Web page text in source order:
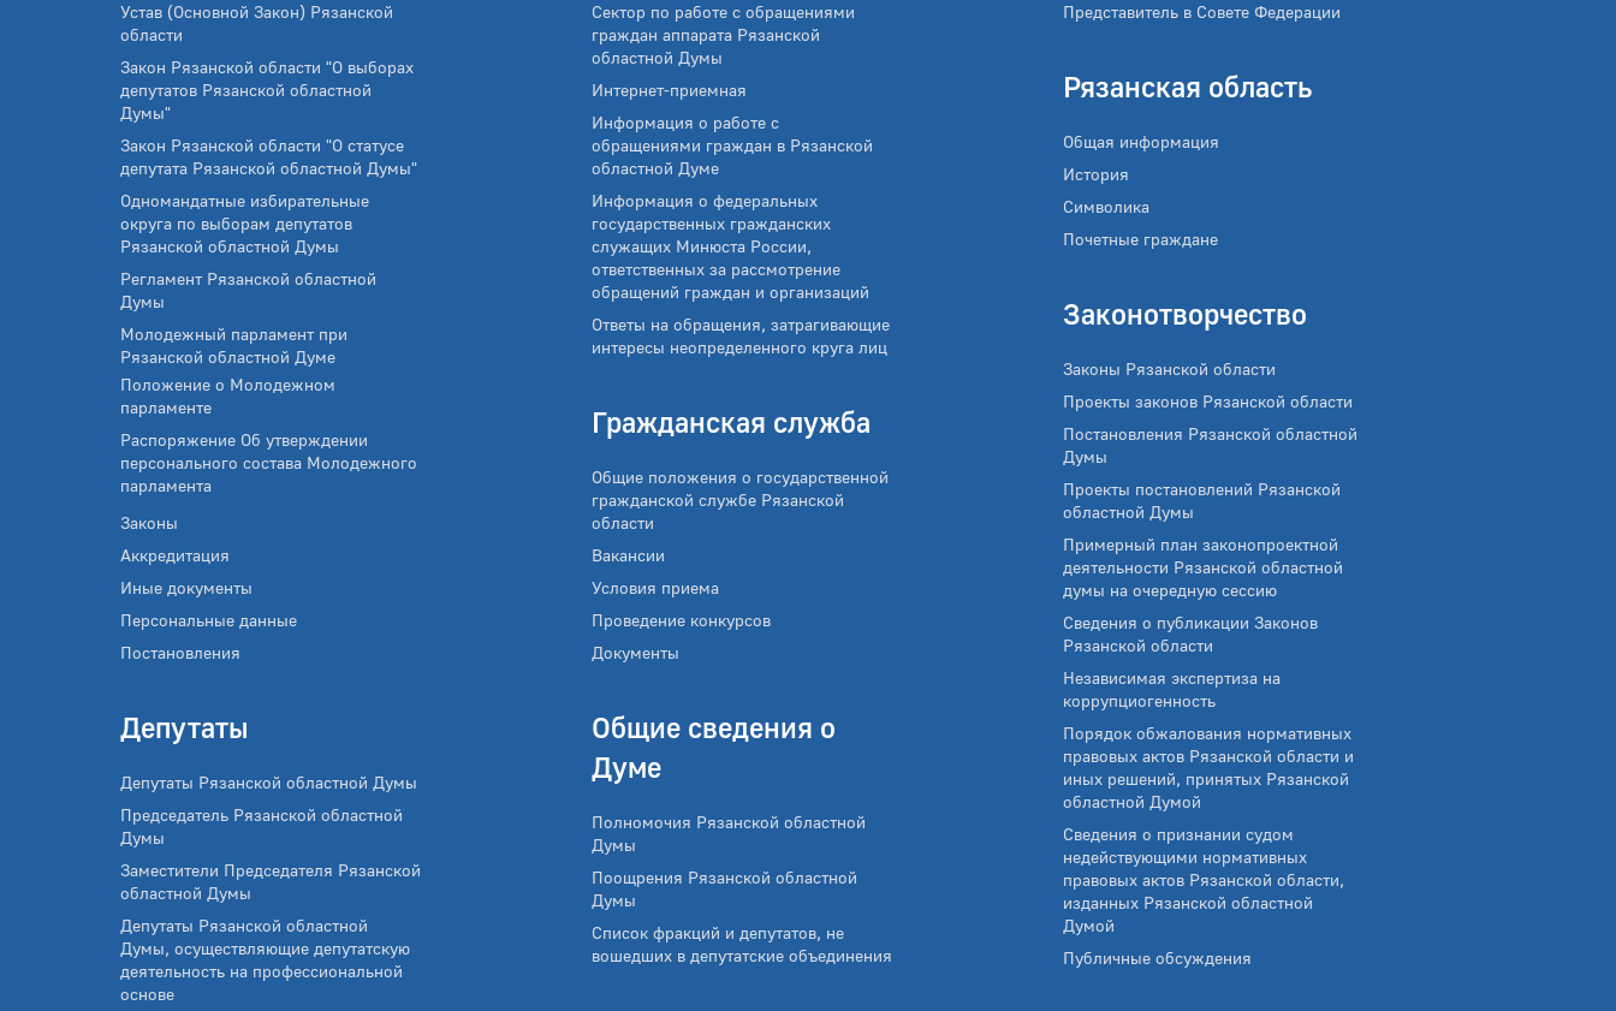
Устав (Основной Закон) Рязанской
области
Закон Рязанской области "О выборах
депутатов Рязанской областной
Думы"
Закон Рязанской области "О статусе
депутата Рязанской областной Думы"
Одномандатные избирательные
округа по выборам депутатов
Рязанской областной Думы
Регламент Рязанской областной
Думы
Молодежный парламент при
Рязанской областной Думе
Положение о Молодежном
парламенте
Распоряжение Об утверждении
персонального состава Молодежного
парламента
Законы
Аккредитация
Иные документы
Персональные данные
Постановления
Депутаты
Депутаты Рязанской областной Думы
Председатель Рязанской областной
Думы
Заместители Председателя Рязанской
областной Думы
Депутаты Рязанской областной
Думы, осуществляющие депутатскую
деятельность на профессиональной
основе
Сектор по работе с обращениями
граждан аппарата Рязанской
областной Думы
Интернет-приемная
Информация о работе с
обращениями граждан в Рязанской
областной Думе
Информация о федеральных
государственных гражданских
служащих Минюста России,
ответственных за рассмотрение
обращений граждан и организаций
Ответы на обращения, затрагивающие
интересы неопределенного круга лиц
Гражданская служба
Общие положения о государственной
гражданской службе Рязанской
области
Вакансии
Условия приема
Проведение конкурсов
Документы
Общие сведения о
Думе
Полномочия Рязанской областной
Думы
Поощрения Рязанской областной
Думы
Список фракций и депутатов, не
вошедших в депутатские объединения
Представитель в Совете Федерации
Рязанская область
Общая информация
История
Символика
Почетные граждане
Законотворчество
Законы Рязанской области
Проекты законов Рязанской области
Постановления Рязанской областной
Думы
Проекты постановлений Рязанской
областной Думы
Примерный план законопроектной
деятельности Рязанской областной
думы на очередную сессию
Сведения о публикации Законов
Рязанской области
Независимая экспертиза на
коррупциогенность
Порядок обжалования нормативных
правовых актов Рязанской области и
иных решений, принятых Рязанской
областной Думой
Сведения о признании судом
недействующими нормативных
правовых актов Рязанской области,
изданных Рязанской областной
Думой
Публичные обсуждения